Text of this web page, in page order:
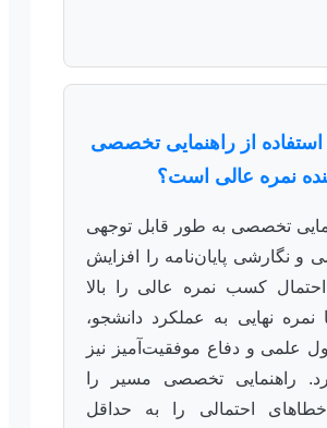
از راهنمایی تخصصی
نمره عالی است؟
تخصصی به طور قابل توجهی
و نگارشی پایان‌نامه را افزایش
کسب نمره عالی را بالا
نمره نهایی به عملکرد دانشجو،
علمی و دفاع موفقیت‌آمیز نیز
راهنمایی تخصصی مسیر را
احتمالی را به حداقل